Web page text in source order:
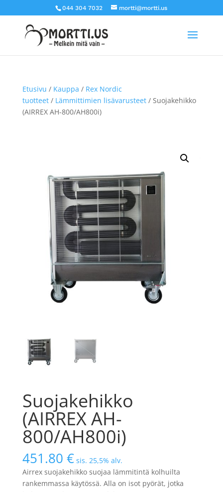
044 304 7032 mortti@mortti.us
Etusivu / Kauppa / Rex Nordic
tuotteet/ Lämmittimien lisävarusteet/ Suojakehikko
(AIRREX AH-800/AH800i)
Suojakehikko
(AIRREX AH-
800/AH800i)
451.80 € sis. 25,5% alv.
Airrex suojakehikko suojaa lämmitintä kolhuilta
rankemmassa käytössä. Alla on isot pyörät, jotka